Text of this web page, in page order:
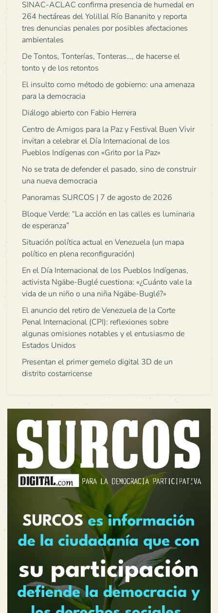
SINAC-ACLAC confirma presencia de humedal en
264 hectáreas del Yolillal Río Bananito y reporta
tres denuncias penales por posibles afectaciones
ambientales
De Tontos, Tonterías, Tonteras…, de hacerse el
tonto y de los retontos
El insulto como método de gobierno: una amenaza
para la democracia
Diálogo abierto con Fabio Herrera
Centro de Amigos para la Paz y Festival Buen Vivir
invitan a celebrar el Día Internacional de los
Pueblos Indígenas con «Grito por la Paz»
No se trata de defender el pasado, sino de construir
una nueva democracia
Panoramas SURCOS | 7 de agosto de 2026
Bloque Verde: “La acción en las calles es luminaria
de esperanza”
Situación política actual en Venezuela (un mapa
político en plena reconfiguración)
En el Día Internacional de los Pueblos Indígenas,
activista Ngäbe-Buglé cuestiona: «¿Cuánto vale la
vida de un niño o una niña Ngäbe-Buglé?»
El anuncio del retiro de Venezuela de la Corte
Penal Internacional (CPI): reflexiones sobre
algunas omisiones notables y el entusiasmo de
Estados Unidos
Presentan el primer gemelo digital 3D de un
distrito costarricense